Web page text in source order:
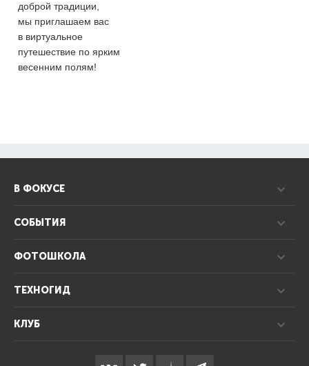
доброй традиции,
мы приглашаем вас
в виртуальное
путешествие по ярким
весенним полям!
В ФОКУСЕ
СОБЫТИЯ
ФОТОШКОЛА
ТЕХНОГИД
КЛУБ